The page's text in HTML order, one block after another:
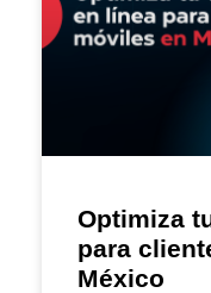
Optimiza
para
México